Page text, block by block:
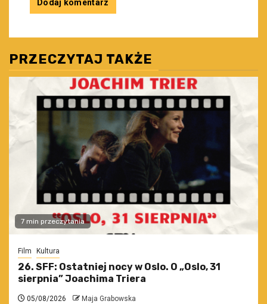
PRZECZYTAJ TAKŻE
7 min przeczytania
Film Kultura
26. SFF: Ostatniej nocy w Oslo. O „Oslo, 31
sierpnia” Joachima Triera
05/08/2026 Maja Grabowska